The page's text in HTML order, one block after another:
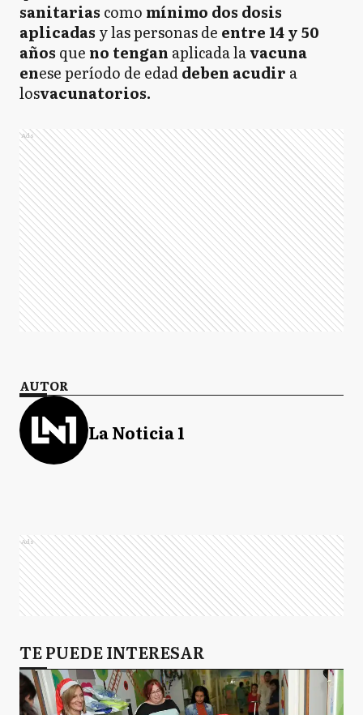
sanitarias como mínimo dos dosis
aplicadas y las personas de entre 14 y 50
años que no tengan aplicada lavacuna
enese período de edaddeben acudir a
losvacunatorios.
Ads
AUTOR
La Noticia 1
Ads
TE PUEDE INTERESAR